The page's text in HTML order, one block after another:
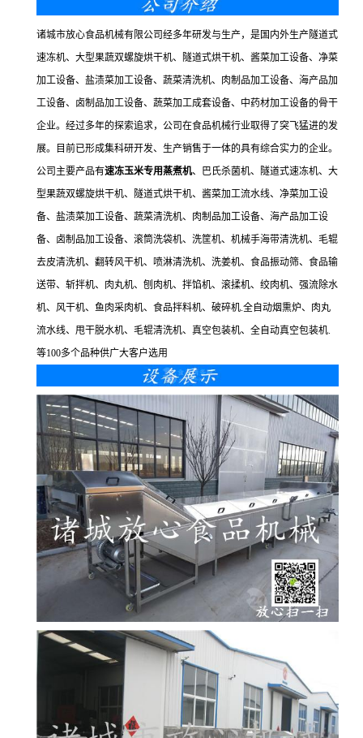
诸城市放心食品机械有限公司经多年研发与生产，是国内外生产隧道式
速冻机、大型果蔬双螺旋烘干机、隧道式烘干机、酱菜加工设备、净菜
加工设备、盐渍菜加工设备、蔬菜清洗机、肉制品加工设备、海产品加
工设备、卤制品加工设备、蔬菜加工成套设备、中药材加工设备的骨干
企业。经过多年的探索追求，公司在食品机械行业取得了突飞猛进的发
展。目前已形成集科研开发、生产销售于一体的具有综合实力的企业。
公司主要产品有速冻玉米专用蒸煮机、巴氏杀菌机、隧道式速冻机、大
型果蔬双螺旋烘干机、隧道式烘干机、酱菜加工流水线、净菜加工设
备、盐渍菜加工设备、蔬菜清洗机、肉制品加工设备、海产品加工设
备、卤制品加工设备、滚筒洗袋机、洗筐机、机械手海带清洗机、毛辊
去皮清洗机、翻转风干机、喷淋清洗机、洗姜机、食品振动筛、食品输
送带、斩拌机、肉丸机、刨肉机、拌馅机、滚揉机、绞肉机、强流除水
机、风干机、鱼肉采肉机、食品拌料机、破碎机.全自动烟熏炉、肉丸
流水线、甩干脱水机、毛辊清洗机、真空包装机、全自动真空包装机.
等100多个品种供广大客户选用